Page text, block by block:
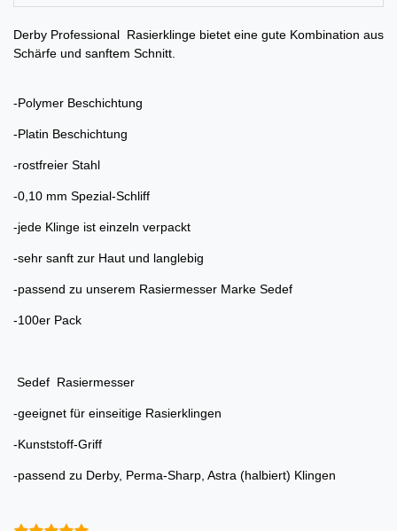
Derby Professional Rasierklinge bietet eine gute Kombination aus
Schärfe und sanftem Schnitt.
-Polymer Beschichtung
-Platin Beschichtung
-rostfreier Stahl
-0,10 mm Spezial-Schliff
-jede Klinge ist einzeln verpackt
-sehr sanft zur Haut und langlebig
-passend zu unserem Rasiermesser Marke Sedef
-100er Pack
Sedef Rasiermesser
-geeignet für einseitige Rasierklingen
-Kunststoff-Griff
-passend zu Derby, Perma-Sharp, Astra (halbiert) Klingen